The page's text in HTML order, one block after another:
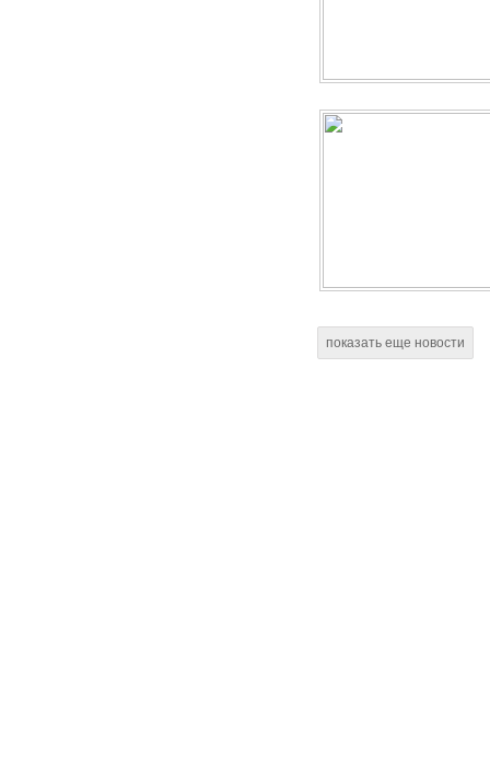
показать еще новости